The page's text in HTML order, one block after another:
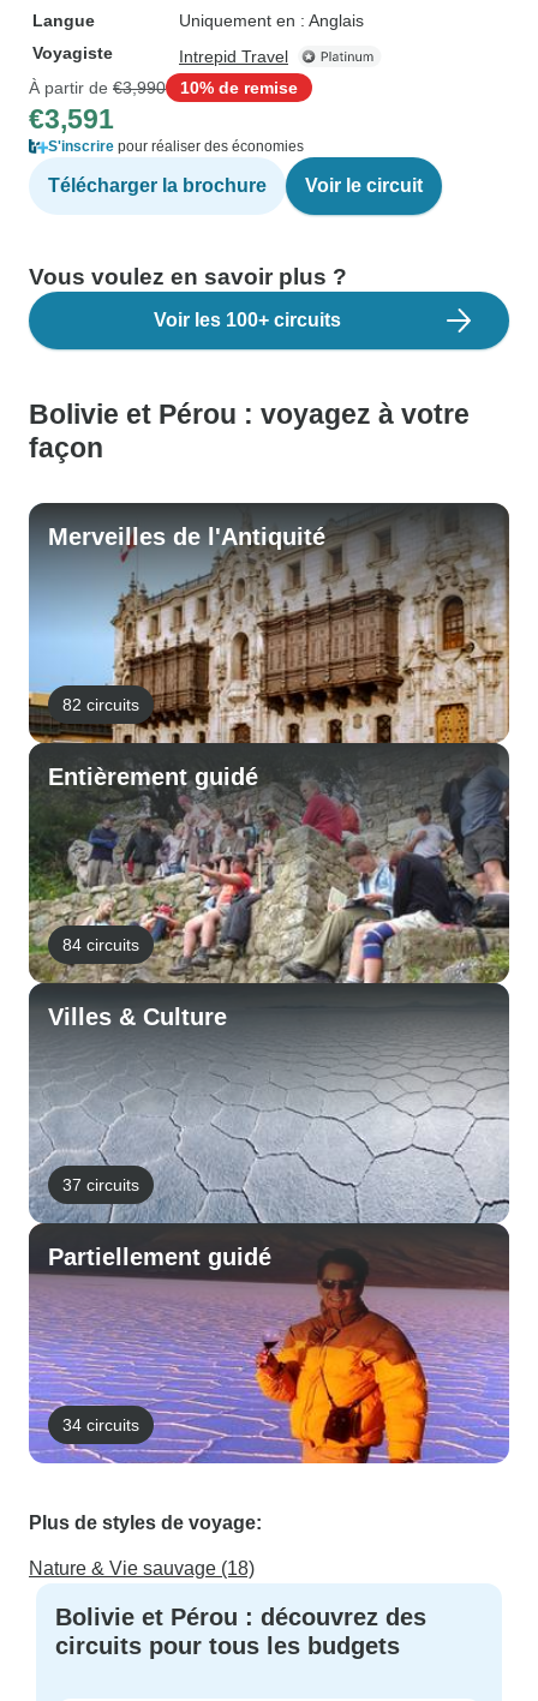
Langue
Uniquement en : Anglais
Voyagiste
Intrepid Travel
À partir de €3,990 10% de remise
€3,591
S'inscrire pour réaliser des économies
Télécharger la brochure Voir le circuit
Vous voulez en savoir plus ?
Voir les 100+ circuits
Bolivie et Pérou : voyagez à votre
façon
Merveilles de l'Antiquité
82 circuits
Entièrement guidé
84 circuits
Villes & Culture
37 circuits
Partiellement guidé
34 circuits
Plus de styles de voyage:
Nature & Vie sauvage (18)
Bolivie et Pérou : découvrez des
circuits pour tous les budgets